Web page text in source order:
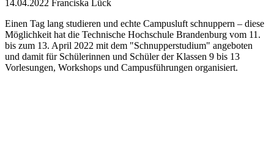
14.04.2022 Franciska Lück
Einen Tag lang studieren und echte Campusluft schnuppern – diese
Möglichkeit hat die Technische Hochschule Brandenburg vom 11.
bis zum 13. April 2022 mit dem "Schnupperstudium" angeboten
und damit für Schülerinnen und Schüler der Klassen 9 bis 13
Vorlesungen, Workshops und Campusführungen organisiert.